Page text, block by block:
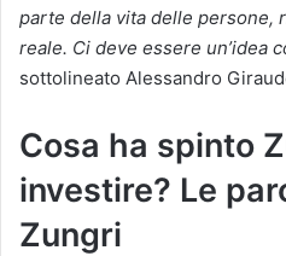
parte della vita delle persone,
reale. Ci deve essere un’idea
sottolineato Alessandro
Cosa ha spinto
investire? Le
Zungri